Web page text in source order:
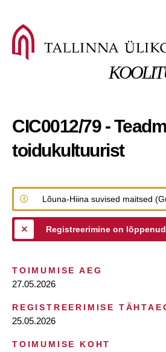
CIC0012/79 -
toidukultuurist
Lõuna-Hiina suvised maitsed
Registreerimine on
TOIMUMISE AEG
27.05.2026
REGISTREERIMISE
25.05.2026
TOIMUMISE KOHT